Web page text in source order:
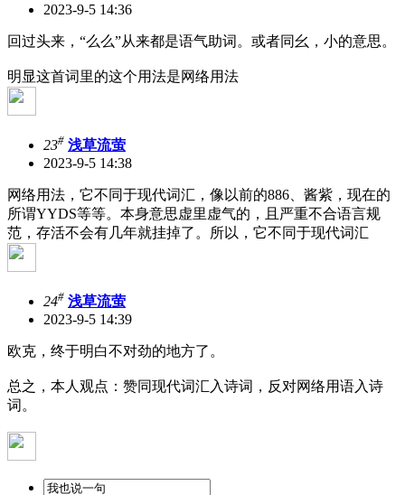
2023-9-5 14:36
回过头来，“么么”从来都是语气助词。或者同幺，小的意思。
明显这首词里的这个用法是网络用法
23# 浅草流萤
2023-9-5 14:38
网络用法，它不同于现代词汇，像以前的886、酱紫，现在的
所谓YYDS等等。本身意思虚里虚气的，且严重不合语言规
范，存活不会有几年就挂掉了。所以，它不同于现代词汇
24# 浅草流萤
2023-9-5 14:39
欧克，终于明白不对劲的地方了。
总之，本人观点：赞同现代词汇入诗词，反对网络用语入诗
词。